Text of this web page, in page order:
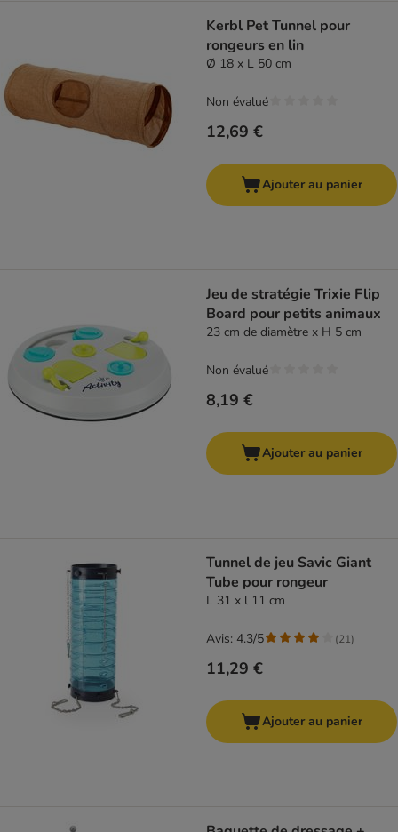
Kerbl Pet Tunnel pour
rongeurs en lin
Ø 18 x L 50 cm
12,69 €
Non évalué
Ajouter au panier
Jeu de stratégie Trixie Flip
Board pour petits animaux
23 cm de diamètre x H 5 cm
8,19 €
Non évalué
Ajouter au panier
Tunnel de jeu Savic Giant
Tube pour rongeur
L 31 x l 11 cm
11,29 €
Avis: 4.3/5 (21)
Ajouter au panier